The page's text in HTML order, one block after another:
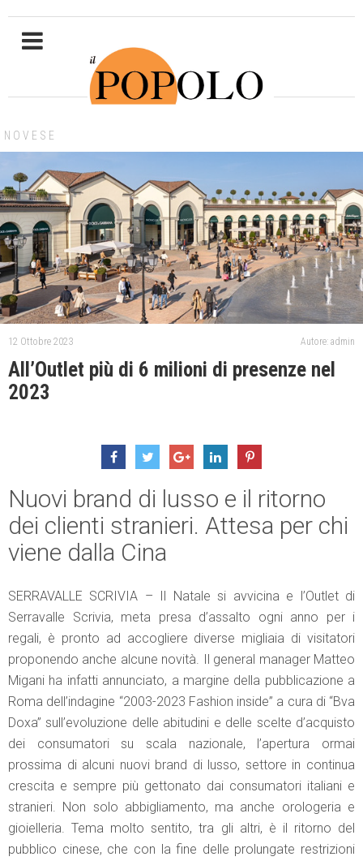
NOVESE
12 Ottobre 2023 Autore: admin
All’Outlet più di 6 milioni di presenze nel
2023
Nuovi brand di lusso e il ritorno
dei clienti stranieri. Attesa per chi
viene dalla Cina
SERRAVALLE SCRIVIA – Il Natale si avvicina e l’Outlet di
Serravalle Scrivia, meta presa d’assalto ogni anno per i
regali, è pronto ad accogliere diverse migliaia di visitatori
proponendo anche alcune novità. Il general manager Matteo
Migani ha infatti annunciato, a margine della pubblicazione a
Roma dell’indagine “2003-2023 Fashion inside” a cura di “Bva
Doxa” sull’evoluzione delle abitudini e delle scelte d’acquisto
dei consumatori su scala nazionale, l’apertura ormai
prossima di alcuni nuovi brand di lusso, settore in continua
crescita e sempre più gettonato dai consumatori italiani e
stranieri. Non solo abbigliamento, ma anche orologeria e
gioielleria. Tema molto sentito, tra gli altri, è il ritorno del
pubblico cinese, che con la fine delle prolungate restrizioni